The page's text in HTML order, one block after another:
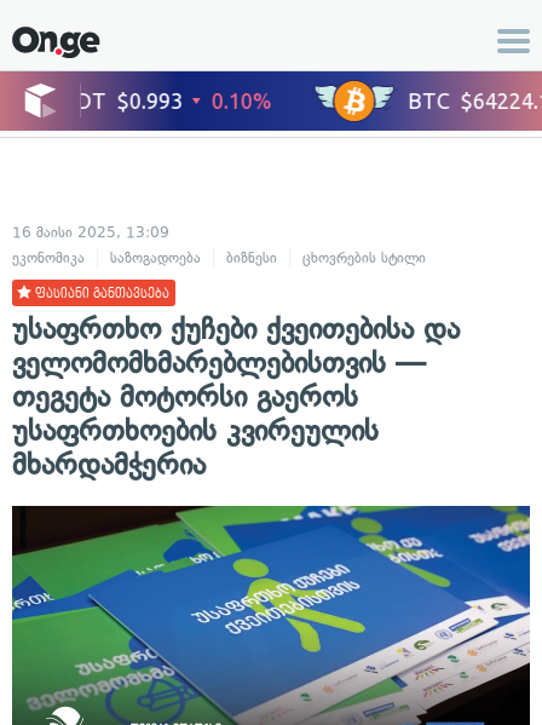
16 მაისი 2025, 13:09
ეკონომიკა
საზოგადოება ბიზნესი ცხოვრების სტილი
ფასიანი განთავსება
უსაფრთხო ქუჩები ქვეითებისა და
ველომომხმარებლებისთვის —
თეგეტა მოტორსი გაეროს
უსაფრთხოების კვირეულის
მხარდამჭერია